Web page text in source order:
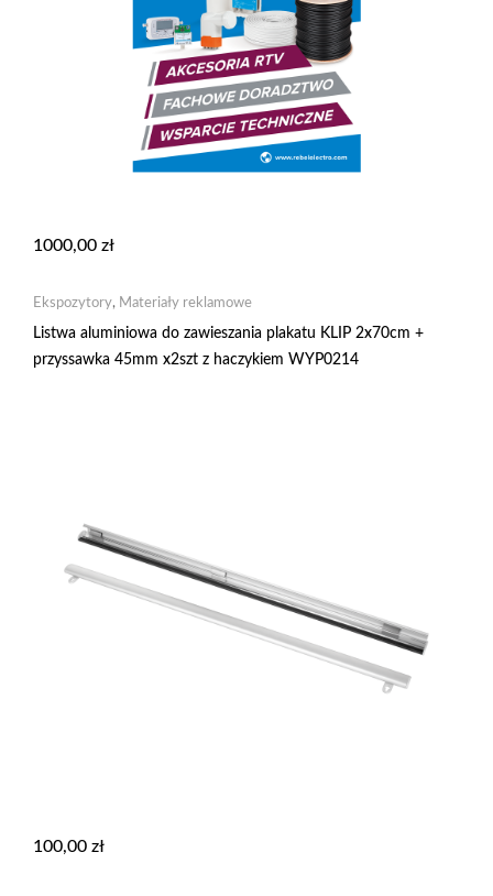
1000,00 zł
Ekspozytory, Materiały reklamowe
Listwa aluminiowa do zawieszania plakatu KLIP 2x70cm +
przyssawka 45mm x2szt z haczykiem WYP0214
100,00 zł